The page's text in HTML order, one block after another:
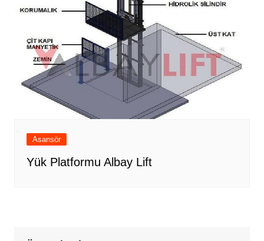
Asansör
Yük Platformu Albay Lift